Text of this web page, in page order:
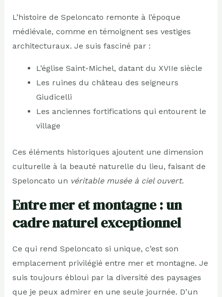
L’histoire de Speloncato remonte à l’époque
médiévale, comme en témoignent ses vestiges
architecturaux. Je suis fasciné par :
L’église Saint-Michel, datant du XVIIe siècle
Les ruines du château des seigneurs
Giudicelli
Les anciennes fortifications qui entourent le
village
Ces éléments historiques ajoutent une dimension
culturelle à la beauté naturelle du lieu, faisant de
Speloncato un véritable musée à ciel ouvert.
Entre mer et montagne : un
cadre naturel exceptionnel
Ce qui rend Speloncato si unique, c’est son
emplacement privilégié entre mer et montagne. Je
suis toujours ébloui par la diversité des paysages
que je peux admirer en une seule journée. D’un